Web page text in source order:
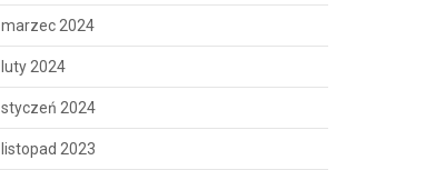
marzec 2024
luty 2024
styczeń 2024
listopad 2023